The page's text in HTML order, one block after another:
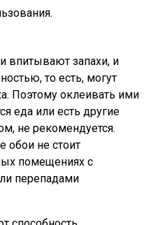
впитывают запахи, и
то есть, могут
Поэтому оклеивать ими
еда или есть другие
не рекомендуется.
обои не стоит
помещениях с
перепадами